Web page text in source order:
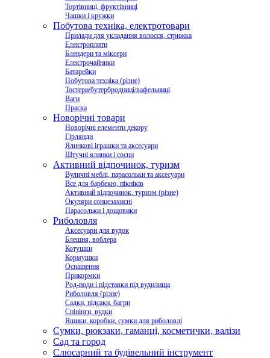
Тортівниці, фруктівниці
Чашки і кружки
Побутова техніка, електротовари
Прилади для укладання волосся, стрижка
Електроплити
Блендери та міксери
Електрочайники
Батарейки
Побутова техніка (різне)
Тостери/бутербродниці/вафельниці
Ваги
Праска
Новорічні товари
Новорічні елементи декору
Гірлянди
Ялинкові іграшки та аксесуари
Штучні ялинки і сосни
Активний відпочинок, туризм
Вуличні меблі, парасольки та аксесуари
Все для барбекю, пікніків
Активний відпочинок, туризм (різне)
Окуляри сонцезахисні
Парасольки і дощовики
Риболовля
Аксесуари для вудок
Блешня, воблера
Котушки
Кормушки
Оснащення
Прикормки
Род-поди і підставки під вудилища
Риболовля (різне)
Садки, підсаки, багри
Спінінги, вудки
Ящики, коробки, сумки для риболовлі
Сумки, рюкзаки, гаманці, косметички, валізи
Сад та город
Слюсарний та будівельний інструмент